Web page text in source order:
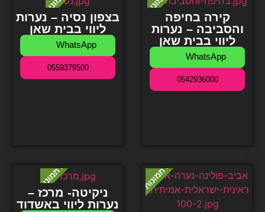
בצפון נסיה – נערות
ליווי בבית שאן
WhatsApp
0559379500
קירה בחיפה
והסביבה – נערות
ליווי בבית שאן
WhatsApp
0542936000
ניקיטה- מרכז –
נערות ליווי באשדוד